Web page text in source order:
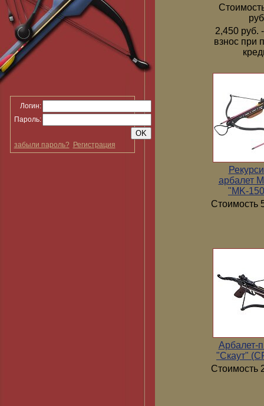
Логин:
Пароль:
забыли пароль? Регистрация
2,450 руб.
взнос при
арбалет
"MK-
Стоимость
Арбалет-
"Скаут"
Стоимость